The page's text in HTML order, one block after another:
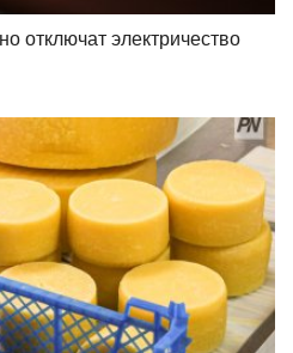
отключат электричество